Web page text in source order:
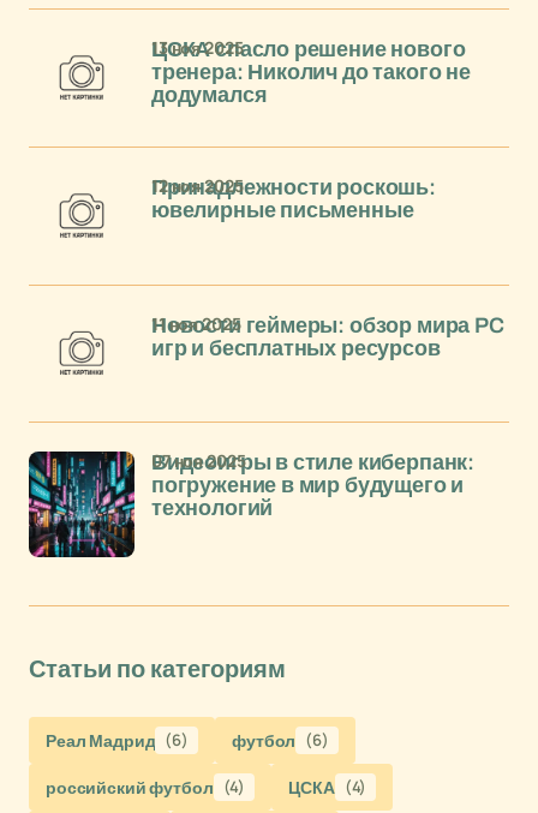
ЦСКА спасло решение нового
тренера: Николич до такого не
додумался
13 ноя 2025
Принадлежности роскошь:
ювелирные письменные
12 ноя 2025
Новости геймеры: обзор мира PC
игр и бесплатных ресурсов
11 ноя 2025
Видеоигры в стиле киберпанк:
погружение в мир будущего и
технологий
07 ноя 2025
Статьи по категориям
Реал Мадрид (6) футбол (6)
российский футбол (4) ЦСКА (4)